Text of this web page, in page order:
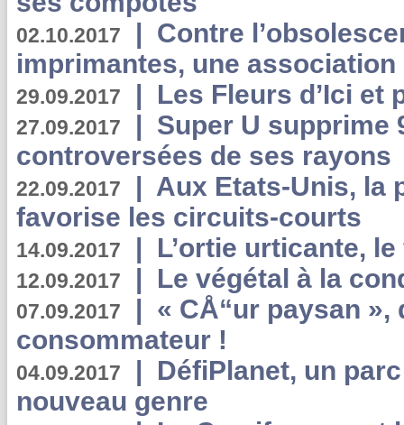
02.10.2017 | Contre
imprimantes, une
29.09.2017 | Les Fleurs d’Ici et
27.09.2017 | Super U supprime
controversées de ses rayons
22.09.2017 | Aux Etats-Unis, la
favorise les circuits-courts
14.09.2017 | L’ortie urticante,
12.09.2017 | Le végétal à la
07.09.2017 | « CÅ“ur paysan
consommateur !
04.09.2017 | DéfiPlanet, un
nouveau genre